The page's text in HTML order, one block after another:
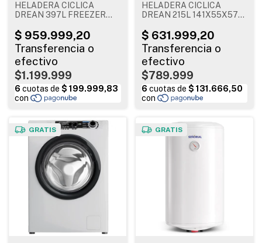
HELADERA CICLICA
DREAN 397L FREEZER
HDR400F30B
$1.199.999
HELADERA CICLICA
DREAN 215L 141X55X57
RZD215PVARX
$789.999
GRATIS GRATIS